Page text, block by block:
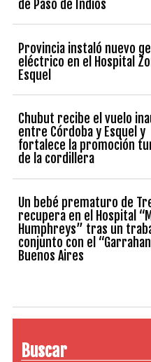
de Paso de Indios
Provincia instaló nuevo
eléctrico en el Hospital
Esquel
Chubut recibe el vuelo
entre Córdoba y Esquel y
fortalece la promoción
de la cordillera
Un bebé prematuro de
recupera en el Hospital
Humphreys” tras un
conjunto con el
Buenos Aires
Buscar